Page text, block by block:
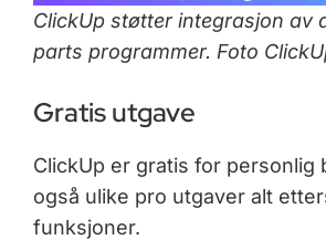
ClickUp støtter integrasjon av
parts programmer. Foto
Gratis utgave
ClickUp er gratis for personlig
også ulike pro utgaver alt
funksjoner.